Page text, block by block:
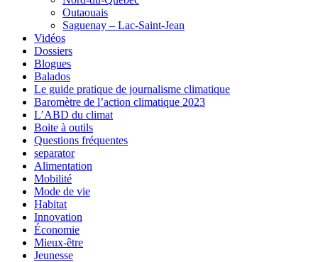
Outaouais
Saguenay – Lac-Saint-Jean
Vidéos
Dossiers
Blogues
Balados
Le guide pratique de journalisme climatique
Baromètre de l’action climatique 2023
L’ABD du climat
Boite à outils
Questions fréquentes
separator
Alimentation
Mobilité
Mode de vie
Habitat
Innovation
Économie
Mieux-être
Jeunesse